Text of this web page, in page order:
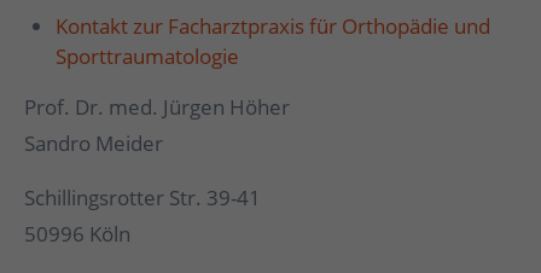
Kontakt zur Facharztpraxis für Orthopädie und
Sporttraumatologie
Prof. Dr. med. Jürgen Höher
Sandro Meider
Schillingsrotter Str. 39-41
50996 Köln